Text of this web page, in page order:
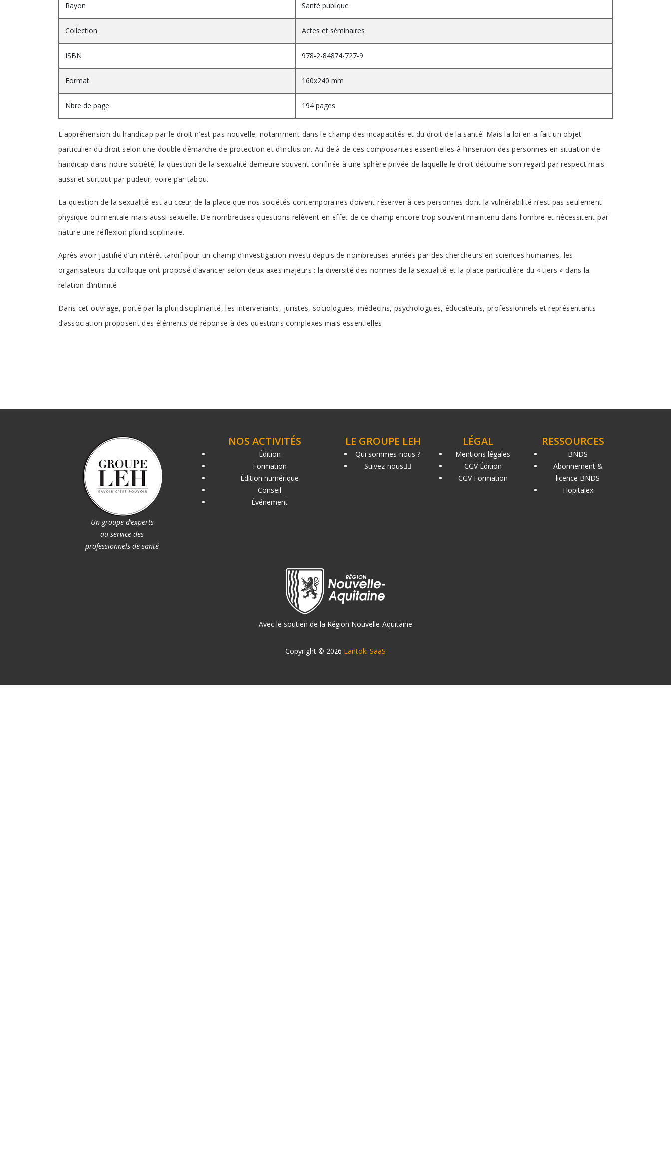
Rayon Santé publique
Collection Actes et séminaires
ISBN 978-2-84874-727-9
Format 160x240 mm
Nbre de page 194 pages
L'appréhension du handicap par le droit n’est pas nouvelle, notamment dans le champ des incapacités et du droit de la santé. Mais la loi en a fait un objet
particulier du droit selon une double démarche de protection et d’inclusion. Au-delà de ces composantes essentielles à l’insertion des personnes en situation de
handicap dans notre société, la question de la sexualité demeure souvent confinée à une sphère privée de laquelle le droit détourne son regard par respect mais
aussi et surtout par pudeur, voire par tabou.
La question de la sexualité est au cœur de la place que nos sociétés contemporaines doivent réserver à ces personnes dont la vulnérabilité n’est pas seulement
physique ou mentale mais aussi sexuelle. De nombreuses questions relèvent en effet de ce champ encore trop souvent maintenu dans l’ombre et nécessitent par
nature une réflexion pluridisciplinaire.
Après avoir justifié d’un intérêt tardif pour un champ d’investigation investi depuis de nombreuses années par des chercheurs en sciences humaines, les
organisateurs du colloque ont proposé d’avancer selon deux axes majeurs : la diversité des normes de la sexualité et la place particulière du « tiers » dans la
relation d’intimité.
Dans cet ouvrage, porté par la pluridisciplinarité, les intervenants, juristes, sociologues, médecins, psychologues, éducateurs, professionnels et représentants
d’association proposent des éléments de réponse à des questions complexes mais essentielles.
Un groupe d’experts
au service des
professionnels de santé
NOS ACTIVITÉS
Édition
Formation
Édition numérique
Conseil
Événement
LE GROUPE LEH
Qui sommes-nous ?
Suivez-nous
LÉGAL
Mentions légales
CGV Édition
CGV Formation
RESSOURCES
BNDS
Abonnement &
licence BNDS
Hopitalex
Avec le soutien de la Région Nouvelle-Aquitaine
Copyright © 2026 Lantoki SaaS